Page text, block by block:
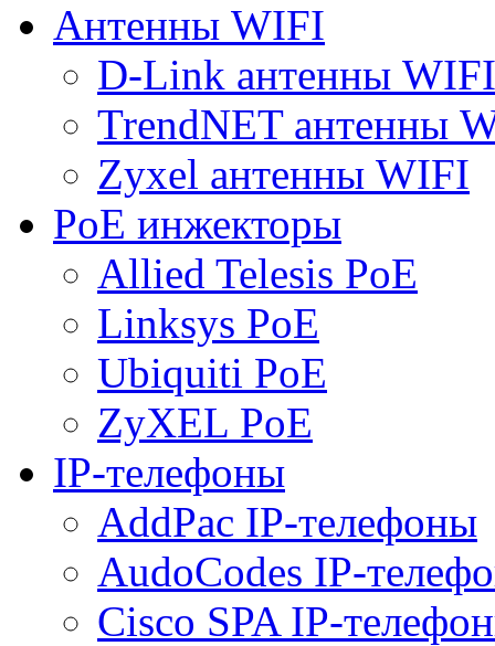
Антенны WIFI
D-Link антенны WIFI
TrendNET антенны
Zyxel антенны WIFI
PoE инжекторы
Allied Telesis PoE
Linksys PoE
Ubiquiti PoE
ZyXEL PoE
IP-телефоны
AddPac IP-телефоны
AudoCodes IP-
Cisco SPA IP-